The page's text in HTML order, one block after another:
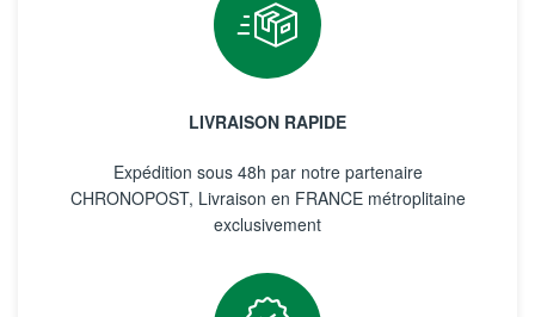
LIVRAISON RAPIDE
Expédition sous 48h par notre partenaire
CHRONOPOST, Livraison en FRANCE métroplitaine
exclusivement